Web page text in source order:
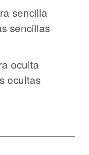
sencillas
ocultas